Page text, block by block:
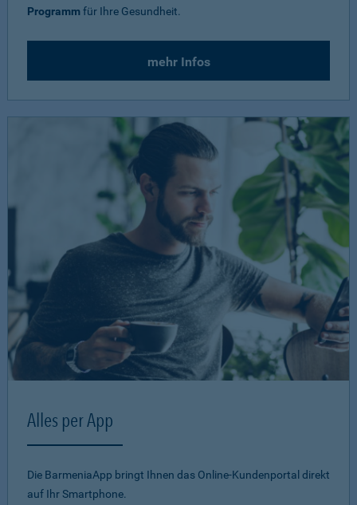
Programmfür Ihre Gesundheit.
mehr Infos
Alles per App
Die BarmeniaApp bringt Ihnen das Online-Kundenportal direkt
auf Ihr Smartphone.